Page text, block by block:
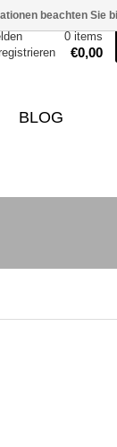
0 items
€0,00
BLOG
beachten Sie